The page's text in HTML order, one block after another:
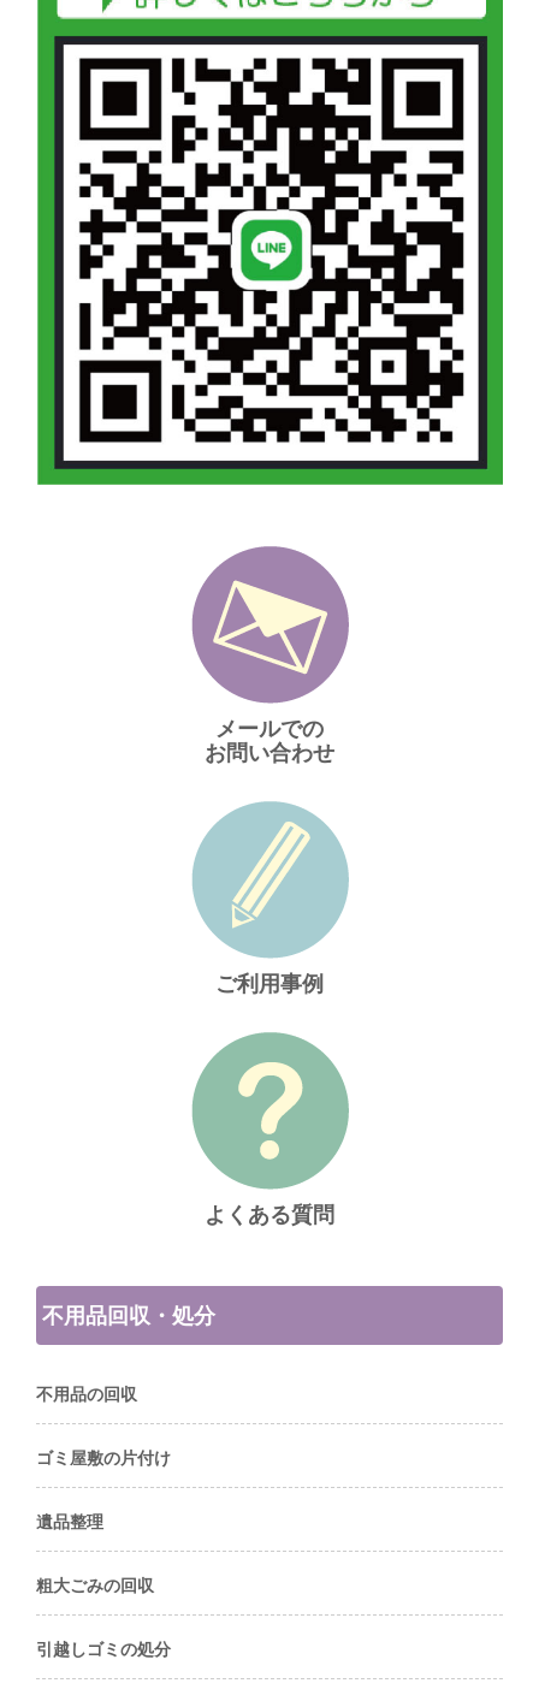
メールでの
お問い合わせ
ご利用事例
よくある質問
不用品回収・処分
不用品の回収
ゴミ屋敷の片付け
遺品整理
粗大ごみの回収
引越しゴミの処分